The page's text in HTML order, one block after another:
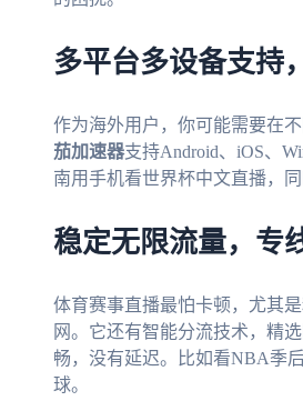
多平台多设备支持
作为海外用户，你可能需要在
茄加速器支持Android、iOS、
南用手机看世界杯中文直播，
稳定无限流量，专
体育赛事直播最怕卡顿，尤其是
网。它还有智能分流技术，精
畅，没有延迟。比如看NBA季
球。